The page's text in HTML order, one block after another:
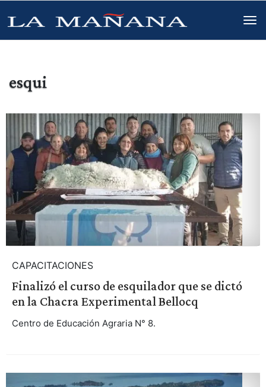
esqui
CAPACITACIONES
Finalizó el curso de esquilador que se dictó
en la Chacra Experimental Bellocq
Centro de Educación Agraria N° 8.